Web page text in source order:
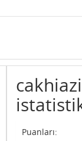
Puanları: